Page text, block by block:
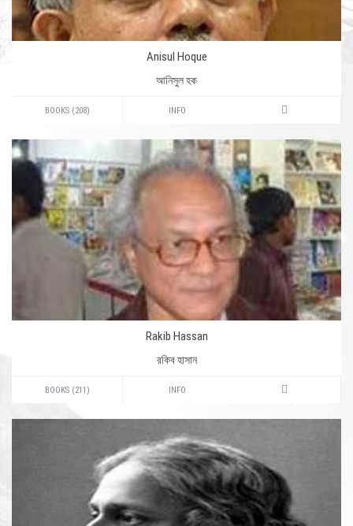
Anisul Hoque
আনিসুল হক
BOOKS (208) INFO
Rakib Hassan
রকিব হাসান
BOOKS (211) INFO